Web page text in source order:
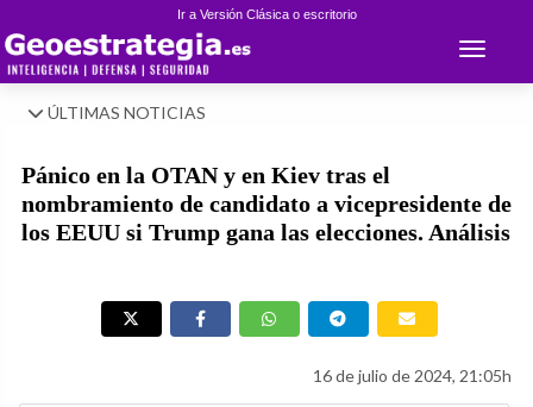
Ir a Versión Clásica o escritorio
Toggle
ÚLTIMAS NOTICIAS
Pánico en la OTAN y en Kiev tras el
nombramiento de candidato a vicepresidente de
los EEUU si Trump gana las elecciones. Análisis
16 de julio de 2024, 21:05h